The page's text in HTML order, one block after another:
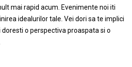
mai rapid acum. Evenimente noi iti
idealurilor tale. Vei dori sa te implici
o perspectiva proaspata si o